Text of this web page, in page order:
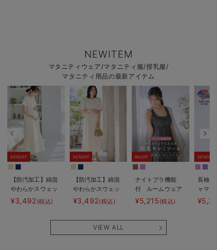
NEWITEM
マタニティウェア/マタニティ服/授乳服/
マタニティ用品の最新アイテム
30%OFF
【防汚加工】綿混
やわらかスウェッ
ト半袖ティアード
ネグリジェ マタ
¥3,492 (税込)
30%OFF
【防汚加工】綿混
やわらかスウェッ
ト半袖フレアワン
ピース マタニテ
も長く使える】
¥3,492(税込)
5%OFF
ナイトブラ機能
付 ルームウェア
にもなる授乳キャ
ミソール
¥5,215 (税込)
30%OFF
長袖サ
ャマ
ェー
VIEW ALL